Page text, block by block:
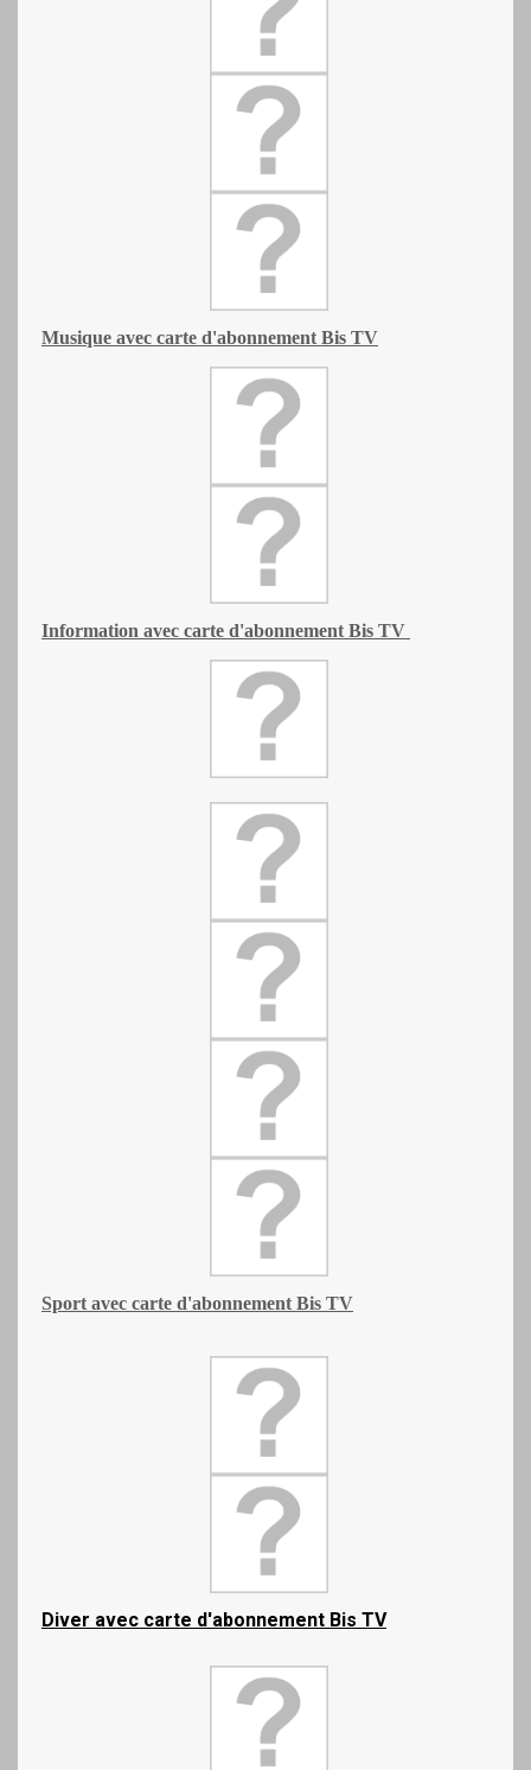
Musique avec carte d'abonnement Bis TV
Information avec carte d'abonnement Bis TV
Sport avec carte d'abonnement Bis TV
Diver avec carte d'abonnement Bis TV